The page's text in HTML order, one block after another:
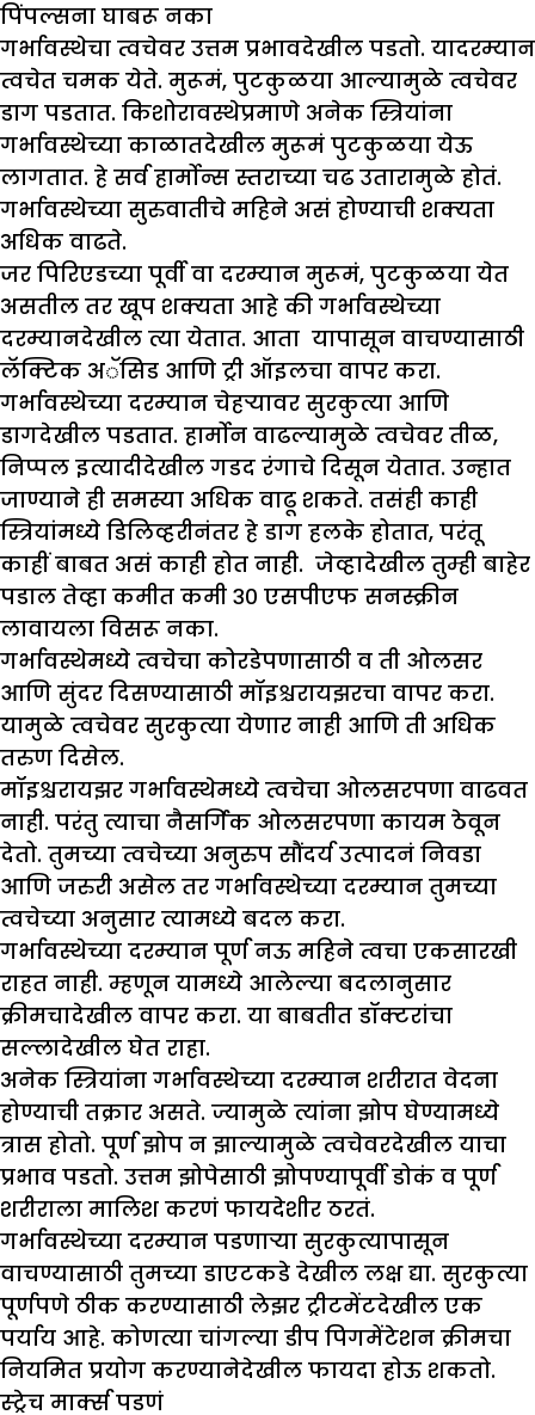
पिंपल्सना घाबरू नका
गर्भावस्थेचा त्वचेवर उत्तम प्रभावदेखील पडतो. यादरम्यान
त्वचेत चमक येते. मुरूमं, पुटकुळया आल्यामुळे त्वचेवर
डाग पडतात. किशोरावस्थेप्रमाणे अनेक स्त्रियांना
गर्भावस्थेच्या काळातदेखील मुरूमं पुटकुळया येऊ
लागतात. हे सर्व हार्मोन्स स्तराच्या चढ उतारामुळे होतं.
गर्भावस्थेच्या सुरुवातीचे महिने असं होण्याची शक्यता
अधिक वाढते.
जर पिरिएडच्या पूर्वी वा दरम्यान मुरूमं, पुटकुळया येत
असतील तर खूप शक्यता आहे की गर्भावस्थेच्या
दरम्यानदेखील त्या येतात. आता यापासून वाचण्यासाठी
लॅक्टिक अॅसिड आणि ट्री ऑइलचा वापर करा.
गर्भावस्थेच्या दरम्यान चेहऱ्यावर सुरकुत्या आणि
डागदेखील पडतात. हार्मोन वाढल्यामुळे त्वचेवर तीळ,
निप्पल इत्यादीदेखील गडद रंगाचे दिसून येतात. उन्हात
जाण्याने ही समस्या अधिक वाढू शकते. तसंही काही
स्त्रियांमध्ये डिलिव्हरीनंतर हे डाग हलके होतात, परंतू
काहीं बाबत असं काही होत नाही. जेव्हादेखील तुम्ही बाहेर
पडाल तेव्हा कमीत कमी ३० एसपीएफ सनस्क्रीन
लावायला विसरू नका.
गर्भावस्थेमध्ये त्वचेचा कोरडेपणासाठी व ती ओलसर
आणि सुंदर दिसण्यासाठी मॉइश्चरायझरचा वापर करा.
यामुळे त्वचेवर सुरकुत्या येणार नाही आणि ती अधिक
तरुण दिसेल.
मॉइश्चरायझर गर्भावस्थेमध्ये त्वचेचा ओलसरपणा वाढवत
नाही. परंतु त्याचा नैसर्गिक ओलसरपणा कायम ठेवून
देतो. तुमच्या त्वचेच्या अनुरुप सौंदर्य उत्पादनं निवडा
आणि जरुरी असेल तर गर्भावस्थेच्या दरम्यान तुमच्या
त्वचेच्या अनुसार त्यामध्ये बदल करा.
गर्भावस्थेच्या दरम्यान पूर्ण नऊ महिने त्वचा एकसारखी
राहत नाही. म्हणून यामध्ये आलेल्या बदलानुसार
क्रीमचादेखील वापर करा. या बाबतीत डॉक्टरांचा
सल्लादेखील घेत राहा.
अनेक स्त्रियांना गर्भावस्थेच्या दरम्यान शरीरात वेदना
होण्याची तक्रार असते. ज्यामुळे त्यांना झोप घेण्यामध्ये
त्रास होतो. पूर्ण झोप न झाल्यामुळे त्वचेवरदेखील याचा
प्रभाव पडतो. उत्तम झोपेसाठी झोपण्यापूर्वी डोकं व पूर्ण
शरीराला मालिश करणं फायदेशीर ठरतं.
गर्भावस्थेच्या दरम्यान पडणाऱ्या सुरकुत्यापासून
वाचण्यासाठी तुमच्या डाएटकडे देखील लक्ष द्या. सुरकुत्या
पूर्णपणे ठीक करण्यासाठी लेझर ट्रीटमेंटदेखील एक
पर्याय आहे. कोणत्या चांगल्या डीप पिगमेंटेशन क्रीमचा
नियमित प्रयोग करण्यानेदेखील फायदा होऊ शकतो.
स्ट्रेच मार्क्स पडणं